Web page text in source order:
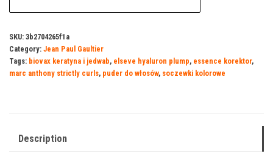
SKU: 3b2704265f1a
Category: Jean Paul Gaultier
Tags: biovax keratyna i jedwab, elseve hyaluron plump, essence korektor,
marc anthony strictly curls, puder do włosów, soczewki kolorowe
Description